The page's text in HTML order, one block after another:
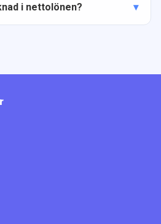
i nettolönen?